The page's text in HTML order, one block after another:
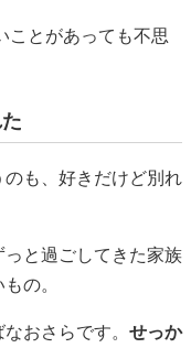
ことがあっても不思
も、好きだけど別れ
と過ごしてきた家族
の。
おさらです。 せっか